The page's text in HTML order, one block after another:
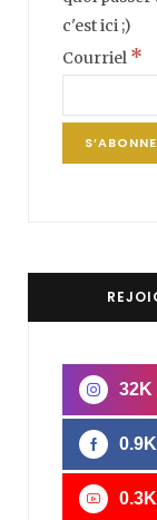
c'est ici ;)
Courriel *
32K
0.9K
0.3K